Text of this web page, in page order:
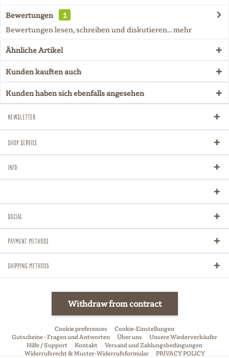
Bewertungen
1
Bewertungen lesen, schreiben und diskutieren...mehr
Ähnliche Artikel
Kunden kauften auch
Kunden haben sich ebenfalls angesehen
Newsletter
Shop Service
Info
Social
Payment methods
Shipping methods
Withdraw from contract
Cookie preferences
Cookie-Einstellungen
Gutscheine - Fragen und Antworten
Über uns
Unsere Wiederverkäufer
Hilfe / Support
Kontakt
Versand und Zahlungsbedingungen
Widerrufsrecht & Muster-Widerrufsformular
PRIVACY POLICY